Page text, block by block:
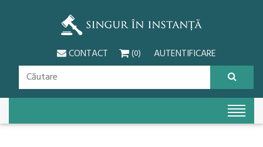
CONTACT (0) AUTENTIFICARE